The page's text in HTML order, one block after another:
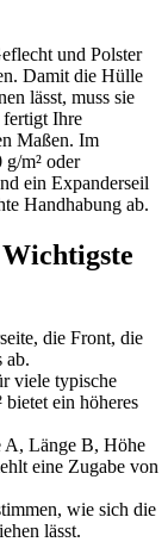
und Polster
Damit die Hülle
lässt, muss sie
fertigt Ihre
Maßen. Im
m² oder
ein Expanderseil
Handhabung ab.
die Front, die
ab.
viele typische
ein höheres
A, Länge B, Höhe
eine Zugabe von
wie sich die
lässt.